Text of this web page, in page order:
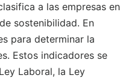
a las empresas en
sostenibilidad. En
para determinar la
Estos indicadores se
Laboral, la Ley